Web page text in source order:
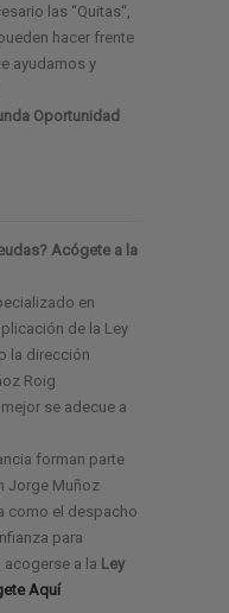
las “Quitas“,
hacer frente
ayudamos y
Oportunidad
Acógete a la
en
de la Ley
la dirección
Roig
se adecue a
forman parte
Jorge Muñoz
como el despacho
para
a la Ley
Aquí